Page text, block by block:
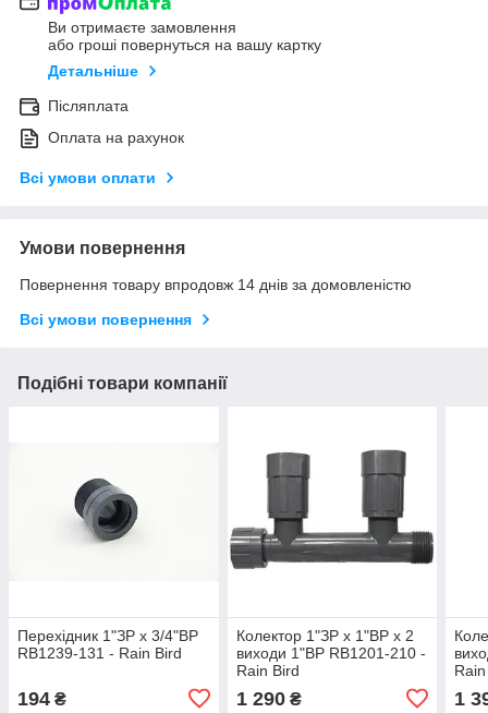
Ви отримаєте замовлення
або гроші повернуться на вашу картку
Детальніше
Післяплата
Оплата на рахунок
Всі умови оплати
Умови повернення
Повернення товару впродовж 14 днів за домовленістю
Всі умови повернення
Подібні товари компанії
Перехідник 1"ЗР х 3/4"ВР
RB1239-131 - Rain Bird
194 ₴
Колектор 1"ЗР х 1"ВР х 2
виходи 1"ВР RB1201-210 -
Rain Bird
1 290₴ 1